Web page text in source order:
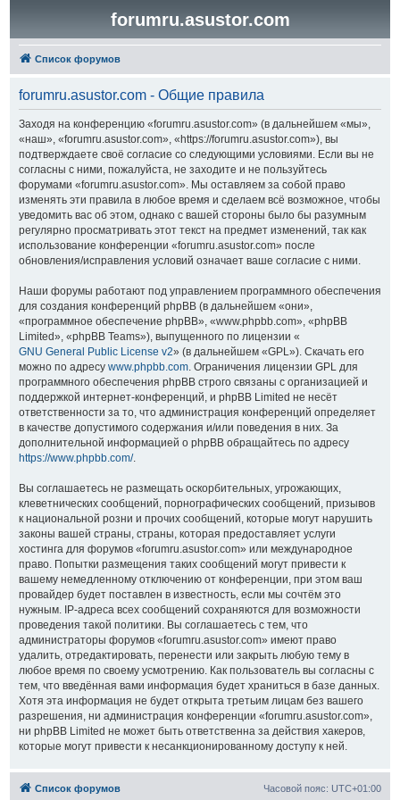
forumru.asustor.com
Список форумов
forumru.asustor.com - Общие правила
Заходя на конференцию «forumru.asustor.com» (в дальнейшем «мы»,
«наш», «forumru.asustor.com», «https://forumru.asustor.com»), вы
подтверждаете своё согласие со следующими условиями. Если вы не
согласны с ними, пожалуйста, не заходите и не пользуйтесь
форумами «forumru.asustor.com». Мы оставляем за собой право
изменять эти правила в любое время и сделаем всё возможное, чтобы
уведомить вас об этом, однако с вашей стороны было бы разумным
регулярно просматривать этот текст на предмет изменений, так как
использование конференции «forumru.asustor.com» после
обновления/исправления условий означает ваше согласие с ними.
Наши форумы работают под управлением программного обеспечения
для создания конференций phpBB (в дальнейшем «они»,
«программное обеспечение phpBB», «www.phpbb.com», «phpBB
Limited», «phpBB Teams»), выпущенного по лицензии «
GNU General Public License v2» (в дальнейшем «GPL»). Скачать его
можно по адресу www.phpbb.com. Ограничения лицензии GPL для
программного обеспечения phpBB строго связаны с организацией и
поддержкой интернет-конференций, и phpBB Limited не несёт
ответственности за то, что администрация конференций определяет
в качестве допустимого содержания и/или поведения в них. За
дополнительной информацией о phpBB обращайтесь по адресу
https://www.phpbb.com/.
Вы соглашаетесь не размещать оскорбительных, угрожающих,
клеветнических сообщений, порнографических сообщений, призывов
к национальной розни и прочих сообщений, которые могут нарушить
законы вашей страны, страны, которая предоставляет услуги
хостинга для форумов «forumru.asustor.com» или международное
право. Попытки размещения таких сообщений могут привести к
вашему немедленному отключению от конференции, при этом ваш
провайдер будет поставлен в известность, если мы сочтём это
нужным. IP-адреса всех сообщений сохраняются для возможности
проведения такой политики. Вы соглашаетесь с тем, что
администраторы форумов «forumru.asustor.com» имеют право
удалить, отредактировать, перенести или закрыть любую тему в
любое время по своему усмотрению. Как пользователь вы согласны с
тем, что введённая вами информация будет храниться в базе данных.
Хотя эта информация не будет открыта третьим лицам без вашего
разрешения, ни администрация конференции «forumru.asustor.com»,
ни phpBB Limited не может быть ответственна за действия хакеров,
которые могут привести к несанкционированному доступу к ней.
Список форумов Часовой пояс: UTC+01:00